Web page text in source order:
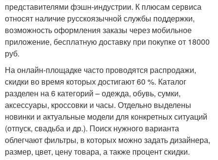
представителями фэшн-индустрии. К плюсам сервиса
относят наличие русскоязычной службы поддержки,
возможность оформления заказы через мобильное
приложение, бесплатную доставку при покупке от 18000
руб.
На онлайн-площадке часто проводятся распродажи,
скидки во время которых достигают 60 %. Каталог
разделен на 6 категорий – одежда, обувь, сумки,
аксессуары, кроссовки и часы. Отдельно выделены
новинки и актуальные модели для конкретных ситуаций
(отпуск, свадьба и др.). Поиск нужного варианта
облегчают фильтры, в которых можно задать дизайнера,
размер, цвет, цену товара, а также процент скидки.